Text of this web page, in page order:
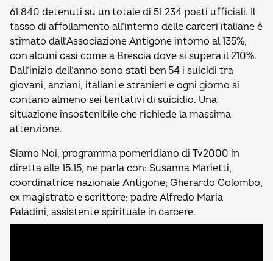
61.840 detenuti su un totale di 51.234 posti ufficiali. Il
tasso di affollamento all’interno delle carceri italiane è
stimato dall’Associazione Antigone intorno al 135%,
con alcuni casi come a Brescia dove si supera il 210%.
Dall’inizio dell’anno sono stati ben 54 i suicidi tra
giovani, anziani, italiani e stranieri e ogni giorno si
contano almeno sei tentativi di suicidio. Una
situazione insostenibile che richiede la massima
attenzione.
Siamo Noi, programma pomeridiano di Tv2000 in
diretta alle 15.15, ne parla con: Susanna Marietti,
coordinatrice nazionale Antigone; Gherardo Colombo,
ex magistrato e scrittore; padre Alfredo Maria
Paladini, assistente spirituale in carcere.